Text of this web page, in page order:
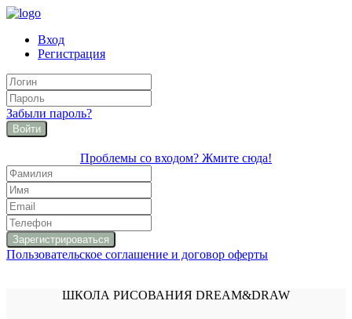
Вход
Регистрация
Забыли пароль?
Войти
Проблемы со входом? Жмите сюда!
Пользовательское соглашение и договор оферты
ШКОЛА РИСОВАНИЯ DREAM&DRAW